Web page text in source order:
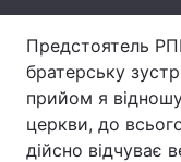
Архів
Контакти
Послуги
Предстоятель
братерську
прийом я відношу
церкви, до
дійсно відчуває